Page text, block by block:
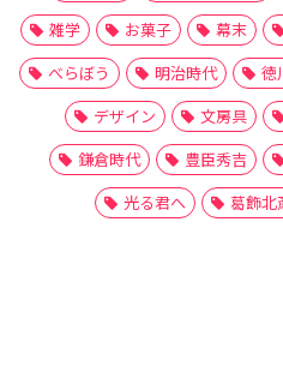
雑学
お菓子 幕末
べらぼう
明治時代 徳
デザイン
文房具
鎌倉時代
豊臣秀吉
光る君へ
葛飾北